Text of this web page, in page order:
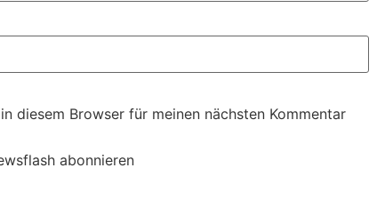
diesem Browser für meinen nächsten Kommentar
abonnieren